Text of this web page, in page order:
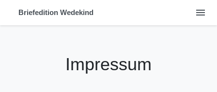
Briefedition Wedekind menu
Impressum